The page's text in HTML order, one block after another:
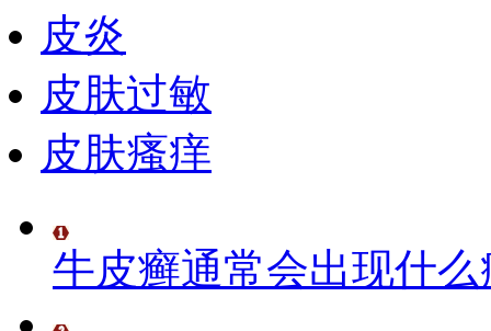
皮炎
皮肤过敏
皮肤瘙痒
牛皮癣通常会出现什